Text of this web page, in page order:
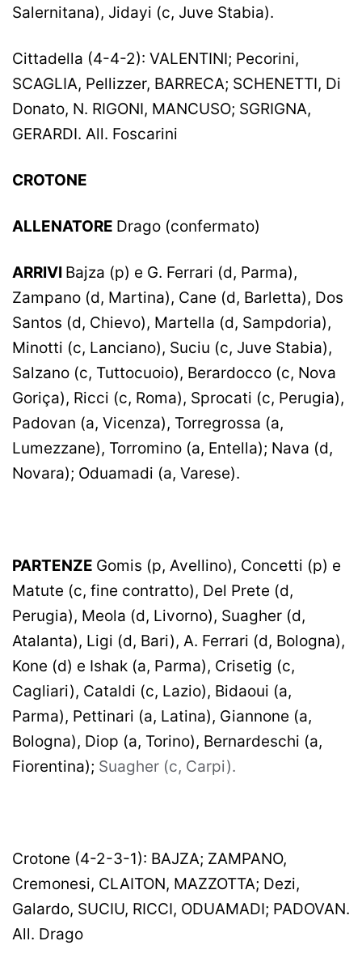
Salernitana), Jidayi (c, Juve Stabia).
Cittadella (4-4-2): VALENTINI; Pecorini,
SCAGLIA, Pellizzer, BARRECA; SCHENETTI, Di
Donato, N. RIGONI, MANCUSO; SGRIGNA,
GERARDI. All. Foscarini
CROTONE
ALLENATORE Drago (confermato)
ARRIVI Bajza (p) e G. Ferrari (d, Parma),
Zampano (d, Martina), Cane (d, Barletta), Dos
Santos (d, Chievo), Martella (d, Sampdoria),
Minotti (c, Lanciano), Suciu (c, Juve Stabia),
Salzano (c, Tuttocuoio), Berardocco (c, Nova
Goriça), Ricci (c, Roma), Sprocati (c, Perugia),
Padovan (a, Vicenza), Torregrossa (a,
Lumezzane), Torromino (a, Entella); Nava (d,
Novara); Oduamadi (a, Varese).
PARTENZE Gomis (p, Avellino), Concetti (p) e
Matute (c, fine contratto), Del Prete (d,
Perugia), Meola (d, Livorno), Suagher (d,
Atalanta), Ligi (d, Bari), A. Ferrari (d, Bologna),
Kone (d) e Ishak (a, Parma), Crisetig (c,
Cagliari), Cataldi (c, Lazio), Bidaoui (a,
Parma), Pettinari (a, Latina), Giannone (a,
Bologna), Diop (a, Torino), Bernardeschi (a,
Fiorentina); Suagher (c, Carpi).
Crotone (4-2-3-1): BAJZA; ZAMPANO,
Cremonesi, CLAITON, MAZZOTTA; Dezi,
Galardo, SUCIU, RICCI, ODUAMADI; PADOVAN.
All. Drago